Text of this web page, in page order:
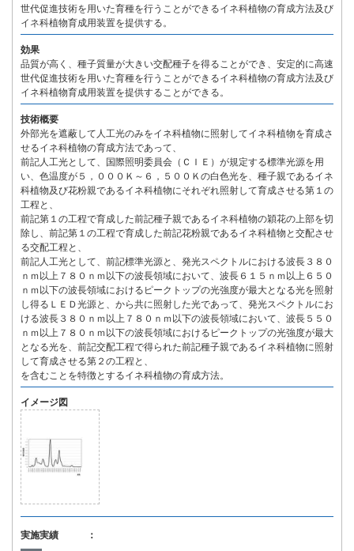
世代促進技術を用いた育種を行うことができるイネ科植物の育成方法及び
イネ科植物育成用装置を提供する。
効果
品質が高く、種子質量が大きい交配種子を得ることができ、安定的に高速
世代促進技術を用いた育種を行うことができるイネ科植物の育成方法及び
イネ科植物育成用装置を提供することができる。
技術概要
外部光を遮蔽して人工光のみをイネ科植物に照射してイネ科植物を育成さ
せるイネ科植物の育成方法であって、
前記人工光として、国際照明委員会（ＣＩＥ）が規定する標準光源を用
い、色温度が５，０００Ｋ～６，５００Ｋの白色光を、種子親であるイネ
科植物及び花粉親であるイネ科植物にそれぞれ照射して育成させる第１の
工程と、
前記第１の工程で育成した前記種子親であるイネ科植物の穎花の上部を切
除し、前記第１の工程で育成した前記花粉親であるイネ科植物と交配させ
る交配工程と、
前記人工光として、前記標準光源と、発光スペクトルにおける波長３８０
ｎｍ以上７８０ｎｍ以下の波長領域において、波長６１５ｎｍ以上６５０
ｎｍ以下の波長領域におけるピークトップの光強度が最大となる光を照射
し得るＬＥＤ光源と、から共に照射した光であって、発光スペクトルにお
ける波長３８０ｎｍ以上７８０ｎｍ以下の波長領域において、波長５５０
ｎｍ以上７８０ｎｍ以下の波長領域におけるピークトップの光強度が最大
となる光を、前記交配工程で得られた前記種子親であるイネ科植物に照射
して育成させる第２の工程と、
を含むことを特徴とするイネ科植物の育成方法。
イメージ図
実施実績 ：